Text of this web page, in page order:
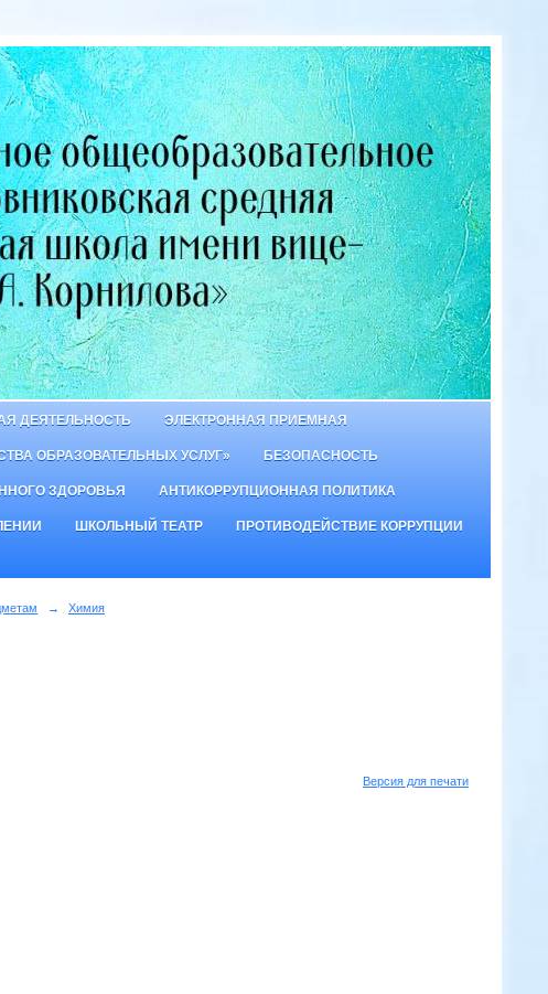
ДЕЯТЕЛЬНОСТЬ ЭЛЕКТРОННАЯ ПРИЕМНАЯ
ОБРАЗОВАТЕЛЬНЫХ УСЛУГ» БЕЗОПАСНОСТЬ
ЗДОРОВЬЯ АНТИКОРРУПЦИОННАЯ ПОЛИТИКА
ШКОЛЬНЫЙ ТЕАТР ПРОТИВОДЕЙСТВИЕ КОРРУПЦИИ
→ Химия
Версия для печати